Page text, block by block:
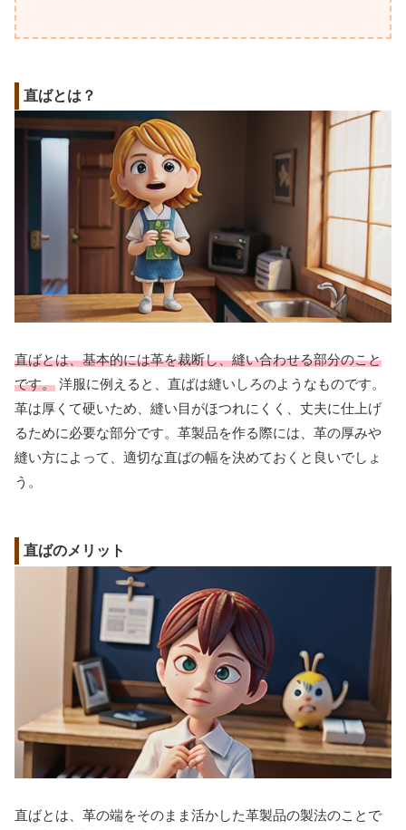
直ばとは？
直ばとは、基本的には革を裁断し、縫い合わせる部分のこと
です。 洋服に例えると、直ばは縫いしろのようなものです。
革は厚くて硬いため、縫い目がほつれにくく、丈夫に仕上げ
るために必要な部分です。革製品を作る際には、革の厚みや
縫い方によって、適切な直ばの幅を決めておくと良いでしょ
う。
直ばのメリット
直ばとは、革の端をそのまま活かした革製品の製法のことで